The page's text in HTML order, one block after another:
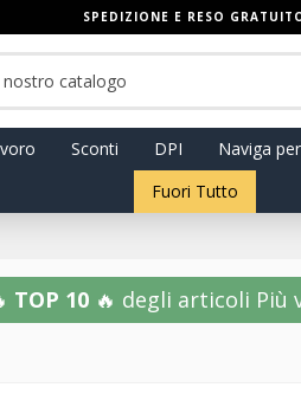
SPEDIZIONE E RESO
Sconti DPI Naviga
Fuori Tutto
TOP 10🔥 degli articoli Più